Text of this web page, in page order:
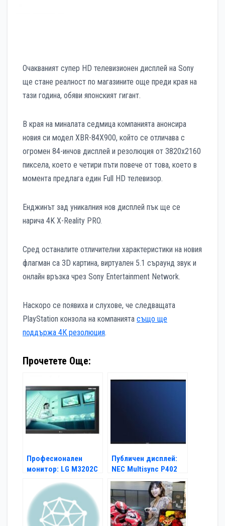
Очакваният супер HD телевизионен дисплей на Sony
ще стане реалност по магазините още преди края на
тази година, обяви японският гигант.
В края на миналата седмица компанията анонсира
новия си модел XBR-84X900, който се отличава с
огромен 84-инчов дисплей и резолюция от 3820х2160
пиксела, което е четири пъти повече от това, което в
момента предлага един Full HD телевизор.
Енджинът зад уникалния нов дисплей пък ще се
нарича 4K X-Reality PRO.
Сред останалите отличителни характеристики на новия
флагман са 3D картина, виртуален 5.1 съраунд звук и
онлайн връзка чрез Sony Entertainment Network.
Наскоро се появиха и слухове, че следващата
PlayStation конзола на компанията също ще
поддържа 4К резолюция.
Прочетете Още:
Професионален
монитор: LG M3202C
Публичен дисплей:
NEC Multisync P402